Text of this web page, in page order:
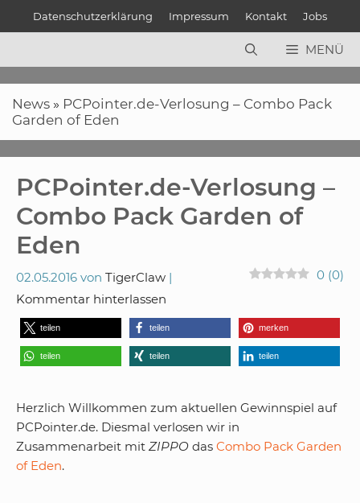
Datenschutzerklärung Impressum Kontakt Jobs
MENÜ
News » PCPointer.de-Verlosung – Combo Pack
Garden of Eden
PCPointer.de-Verlosung –
Combo Pack Garden of
Eden
02.05.2016 von TigerClaw 0 (0)
Kommentar hinterlassen
teilen teilen merken
teilen teilen teilen
Herzlich Willkommen zum aktuellen Gewinnspiel auf
PCPointer.de. Diesmal verlosen wir in
Zusammenarbeit mit ZIPPO das Combo Pack Garden
of Eden.